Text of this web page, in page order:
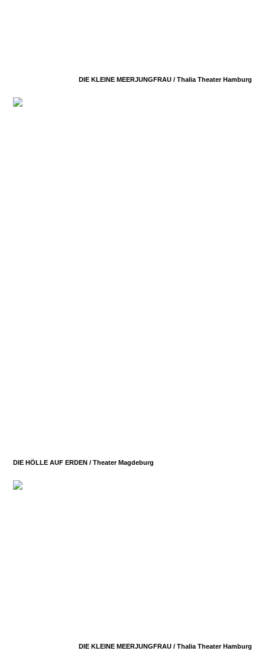
DIE KLEINE MEERJUNGFRAU / Thalia Theater Hamburg
DIE HÖLLE AUF ERDEN /Theater Magdeburg
DIE KLEINE MEERJUNGFRAU / Thalia Theater Hamburg